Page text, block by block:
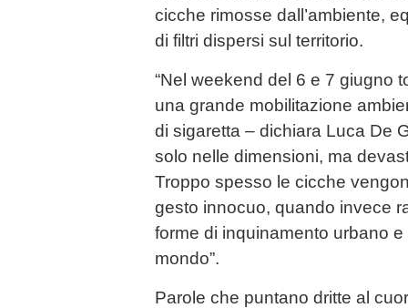
cicche rimosse dall’ambiente,
di filtri dispersi sul territorio.
“Nel weekend del 6 e 7 giugno
una grande mobilitazione
di sigaretta – dichiara Luca De
solo nelle dimensioni, ma
Troppo spesso le cicche
gesto innocuo, quando invece
forme di inquinamento urbano
mondo”.
Parole che puntano dritte al